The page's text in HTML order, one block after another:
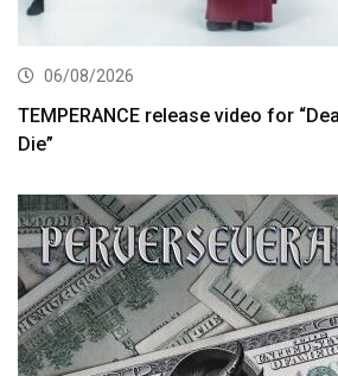
06/08/2026
TEMPERANCE release video for
Die”